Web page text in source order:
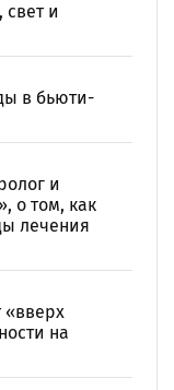
и
в бьюти-
и
о том, как
лечения
«вверх
на